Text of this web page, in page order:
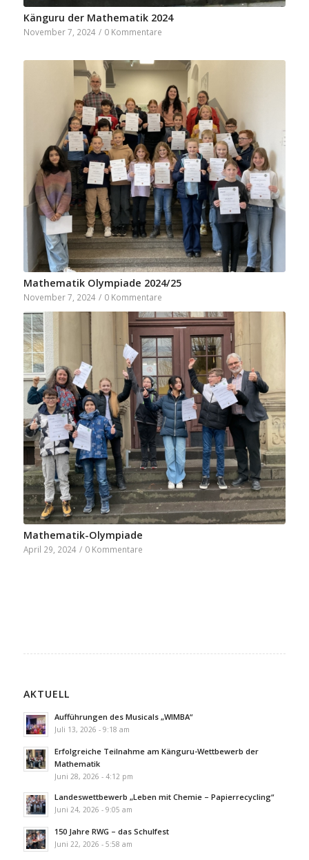
Känguru der Mathematik 2024
November 7, 2024 / 0 Kommentare
Mathematik Olympiade 2024/25
November 7, 2024 / 0 Kommentare
Mathematik-Olympiade
April 29, 2024 / 0 Kommentare
AKTUELL
Aufführungen des Musicals „WIMBA“
Juli 13, 2026 - 9:18 am
Erfolgreiche Teilnahme am Känguru-Wettbewerb der
Mathematik
Juni 28, 2026 - 4:12 pm
Landeswettbewerb „Leben mit Chemie – Papierrecycling“
Juni 24, 2026 - 9:05 am
150 Jahre RWG – das Schulfest
Juni 22, 2026 - 5:58 am